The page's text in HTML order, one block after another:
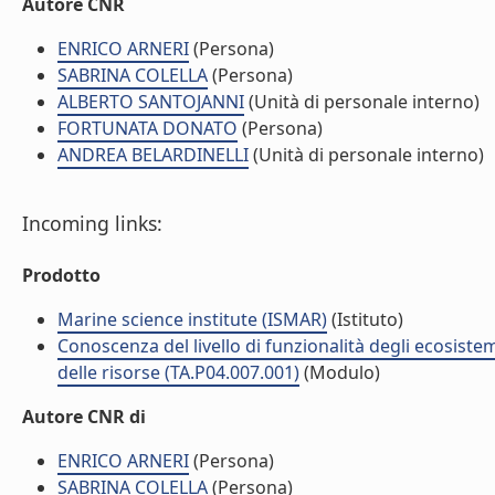
ENRICO ARNERI(Persona)
SABRINA COLELLA(Persona)
ALBERTO SANTOJANNI(Unità di personale interno)
FORTUNATA DONATO (Persona)
ANDREA BELARDINELLI(Unità di personale interno)
Incoming links:
Prodotto
Marine science institute (ISMAR)(Istituto)
Conoscenza del livello di funzionalità degli
delle risorse (TA.P04.007.001)(Modulo)
Autore CNR di
ENRICO ARNERI(Persona)
SABRINA COLELLA(Persona)